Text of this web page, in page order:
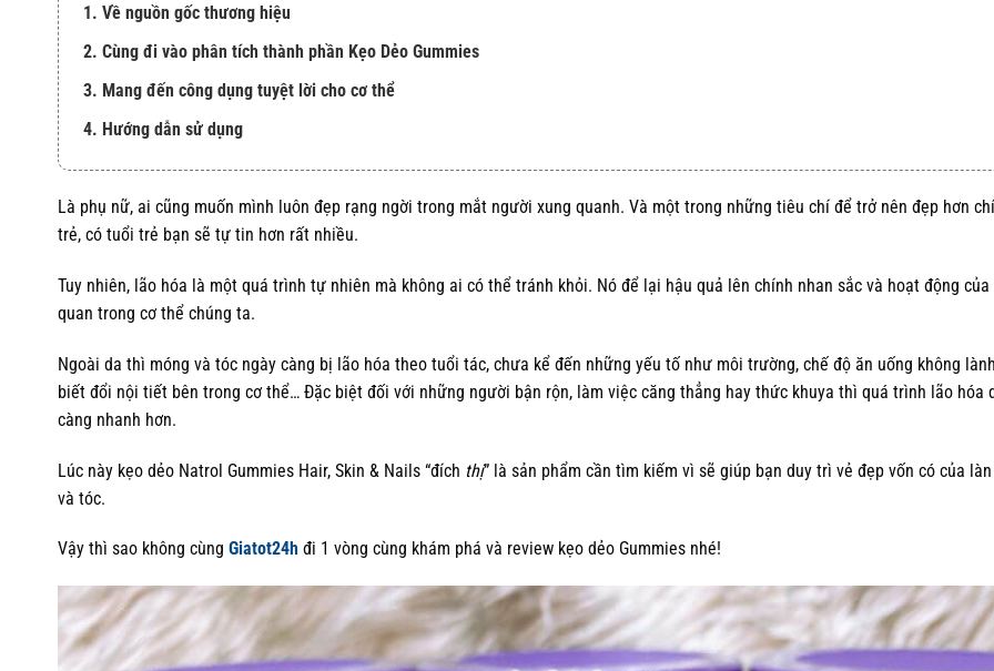
1. Về nguồn gốc thương hiệu
2. Cùng đi vào phân tích thành phần Kẹo Dẻo Gummies
3. Mang đến công dụng tuyệt lời cho cơ thể
4. Hướng dẫn sử dụng
Là phụ nữ, ai cũng muốn mình luôn đẹp rạng ngời trong mắt người xung quanh. Và một trong những tiêu chí để trở nên đẹp hơn
trẻ, có tuổi trẻ bạn sẽ tự tin hơn rất nhiều.
Tuy nhiên, lão hóa là một quá trình tự nhiên mà không ai có thể tránh khỏi. Nó để lại hậu quả lên chính nhan sắc và hoạt động của
quan trong cơ thể chúng ta.
Ngoài da thì móng và tóc ngày càng bị lão hóa theo tuổi tác, chưa kể đến những yếu tố như môi trường, chế độ ăn uống không
biết đổi nội tiết bên trong cơ thể… Đặc biệt đối với những người bận rộn, làm việc căng thẳng hay thức khuya thì quá trình lão hóa
càng nhanh hơn.
Lúc này kẹo dẻo Natrol Gummies Hair, Skin & Nails “đích thị” là sản phẩm cần tìm kiếm vì sẽ giúp bạn duy trì vẻ đẹp vốn có của
và tóc.
Vậy thì sao không cùng Giatot24h đi 1 vòng cùng khám phá và review kẹo dẻo Gummies nhé!